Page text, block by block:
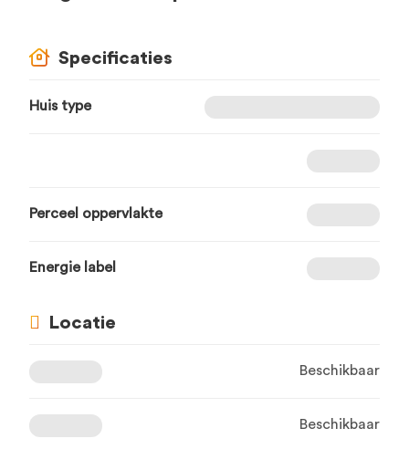
Specificaties
Huis type
Perceel oppervlakte
Energie label
Locatie
Beschikbaar
Beschikbaar